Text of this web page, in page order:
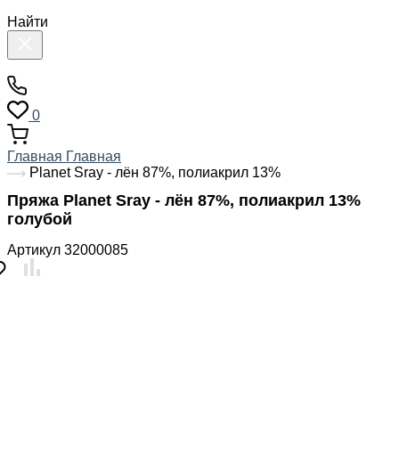
Найти
0
Главная Главная
Planet Sray - лён 87%, полиакрил 13%
Пряжа Planet Sray - лён 87%, полиакрил 13%
голубой
Артикул 32000085